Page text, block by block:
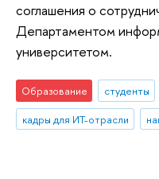
соглашения о
Департаментом
университетом.
Образование студенты
кадры для ИТ-отрасли